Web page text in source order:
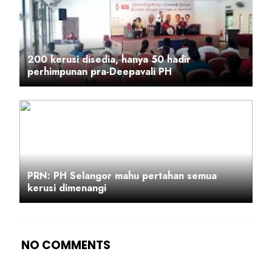
200 kerusi disedia, hanya 50 hadir
perhimpunan pra-Deepavali PH
PRN: PH Selangor mahu pertahan semua
kerusi dimenangi
NO COMMENTS